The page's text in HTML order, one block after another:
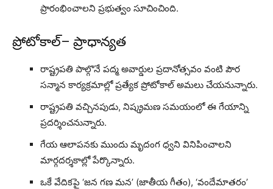
ప్రారంభించాలని ప్రభుత్వం సూచించింది.
ప్రోటోకాల్– ప్రాధాన్యత
రాష్ట్రపతి పాల్గొనే పద్మ అవార్డుల ప్రదానోత్సవం వంటి పౌర
సన్మాన కార్యక్రమాల్లో ప్రత్యేక ప్రోటోకాల్ అమలు చేయనున్నారు.
రాష్ట్రపతి వచ్చినపుడు, నిష్క్రమణ సమయంలో ఈ గేయాన్ని
ప్రదర్శించనున్నారు.
గేయ ఆలాపనకు ముందు మృదంగ ధ్వని వినిపించాలని
మార్గదర్శకాల్లో పేర్కొన్నారు.
ఒకే వేదికపై ‘జన గణ మన’ (జాతీయ గీతం), ‘వందేమాతరం’